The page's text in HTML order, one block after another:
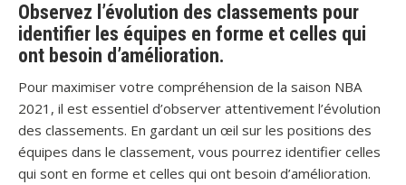
Observez l’évolution des classements pour
identifier les équipes en forme et celles qui
ont besoin d’amélioration.
Pour maximiser votre compréhension de la saison NBA
2021, il est essentiel d’observer attentivement l’évolution
des classements. En gardant un œil sur les positions des
équipes dans le classement, vous pourrez identifier celles
qui sont en forme et celles qui ont besoin d’amélioration.